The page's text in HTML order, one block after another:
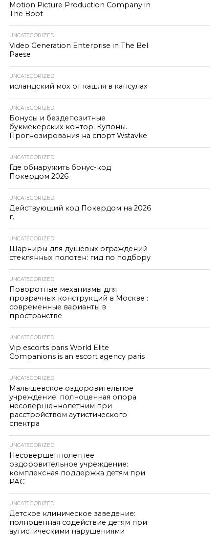
Motion Picture Production Company in
The Boot
UNCATEGORIZED
Video Generation Enterprise in The Bel
Paese
UNCATEGORIZED
исландский мох от кашля в капсулах
UNCATEGORIZED
Бонусы и бездепозитные
букмекерских контор. Купоны.
Прогнозирования на спорт Wstavke
UNCATEGORIZED
Где обнаружить бонус-код
Покердом 2026
UNCATEGORIZED
Действующий код Покердом на 2026
г.
UNCATEGORIZED
Шарниры для душевых ограждений
стеклянных полотен: гид по подбору
UNCATEGORIZED
Поворотные механизмы для
прозрачных конструкций в Москве :
современные варианты в
пространстве
UNCATEGORIZED
Vip escorts paris World Elite
Companions is an escort agency paris
UNCATEGORIZED
Малышевское оздоровительное
учреждение: полноценная опора
несовершеннолетним при
расстройством аутистического
спектра
UNCATEGORIZED
Несовершеннолетнее
оздоровительное учреждение:
комплексная поддержка детям при
РАС
UNCATEGORIZED
Детское клиническое заведение:
полноценная содействие детям при
аутистическими нарушениями